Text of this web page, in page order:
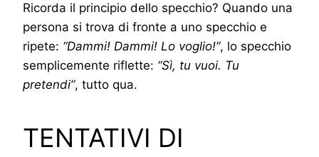
Ricorda il principio dello specchio? Quando una
persona si trova di fronte a uno specchio e
ripete: “Dammi! Dammi! Lo voglio!”, lo specchio
semplicemente riflette: “Sì, tu vuoi. Tu
pretendi”, tutto qua.
TENTATIVI DI